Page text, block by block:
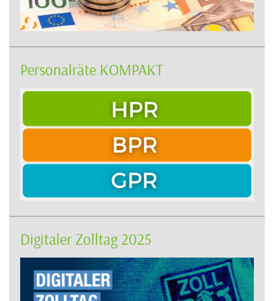
Personalräte KOMPAKT
Digitaler Zolltag 2025